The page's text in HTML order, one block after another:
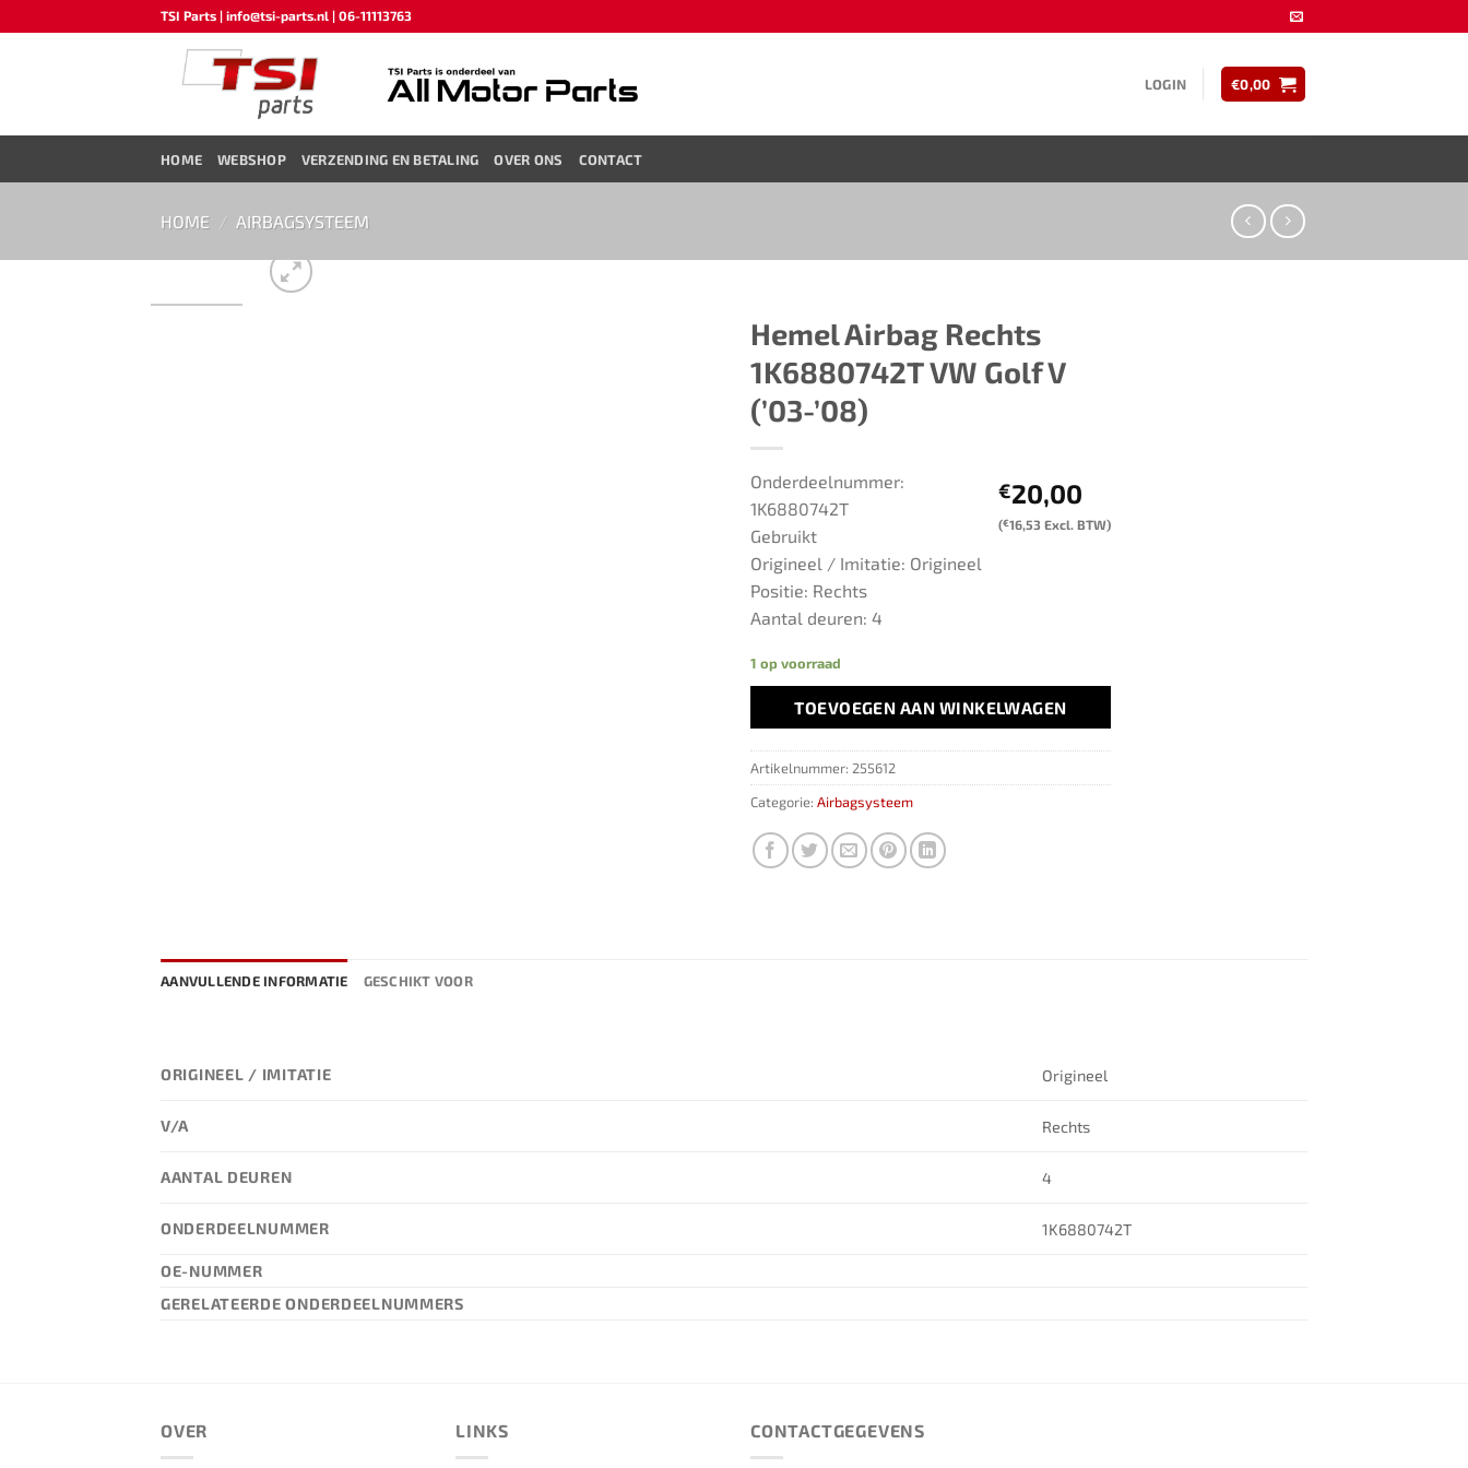
naar
TSI Parts | info@tsi-parts.nl | 06-11113763
LOGIN €0,00
HOME WEBSHOP VERZENDING EN BETALING OVER ONS CONTACT
HOME / AIRBAGSYSTEEM
Hemel Airbag Rechts
1K6880742T​ ​​VW Golf V
(’03-’08)​
€20,00
(€16,53 Excl. BTW)
Onderdeelnummer:
1K6880742T
Gebruikt
Origineel / Imitatie: Origineel
Positie: Rechts
Aantal deuren: 4
1 op voorraad
TOEVOEGEN AAN WINKELWAGEN
Artikelnummer: 255612
Categorie: Airbagsysteem
AANVULLENDE INFORMATIE GESCHIKT VOOR
ORIGINEEL / IMITATIE Origineel
V/A Rechts
AANTAL DEUREN 4
ONDERDEELNUMMER 1K6880742T
OE-NUMMER
GERELATEERDE ONDERDEELNUMMERS
OVER LINKS CONTACTGEGEVENS